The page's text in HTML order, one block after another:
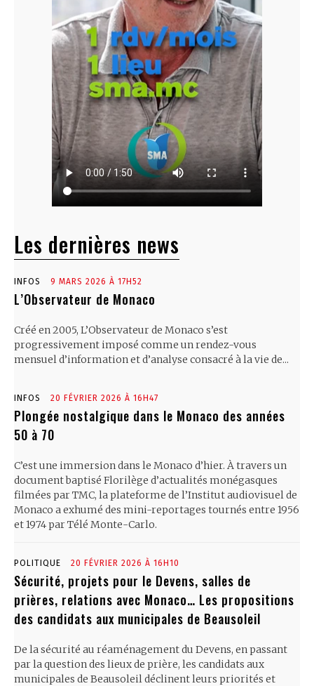
Les dernières news
INFOS 9 MARS 2026 À 17H52
L’Observateur de Monaco
Créé en 2005, L’Observateur de Monaco s’est
progressivement imposé comme un rendez-vous
mensuel d’information et d’analyse consacré à la vie de...
INFOS 20 FÉVRIER 2026 À 16H47
Plongée nostalgique dans le Monaco des années
50 à 70
C’est une immersion dans le Monaco d’hier. À travers un
document baptisé Florilège d’actualités monégasques
filmées par TMC, la plateforme de l’Institut audiovisuel de
Monaco a exhumé des mini-reportages tournés entre 1956
et 1974 par Télé Monte-Carlo.
POLITIQUE 20 FÉVRIER 2026 À 16H10
Sécurité, projets pour le Devens, salles de
prières, relations avec Monaco… Les propositions
des candidats aux municipales de Beausoleil
De la sécurité au réaménagement du Devens, en passant
par la question des lieux de prière, les candidats aux
municipales de Beausoleil déclinent leurs priorités et